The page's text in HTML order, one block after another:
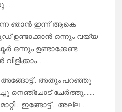
ഞാൻ ഇന്ന് ആകെ
ഉണ്ടാക്കാൻ ഒന്നും വയ്യ
ഒന്നും ഉണ്ടാക്കേണ്ട….
അതും പറഞ്ഞു
നെഞ്ചോട്‌ ചേർത്തു…….
ഇങ്ങോട്ട്… അല്ല…